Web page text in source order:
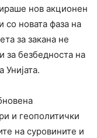
нов акционен
со новата фаза на
за закана не
за безбедноста на
Унијата.
и геополитички
на суровините и